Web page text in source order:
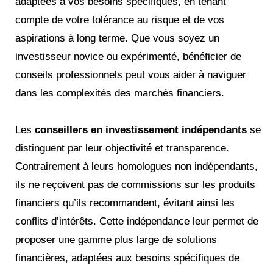
compte de votre tolérance au risque et de vos
aspirations à long terme​. Que vous soyez un
investisseur novice ou expérimenté, bénéficier de
conseils professionnels peut vous aider à naviguer
dans les complexités des marchés financiers.
Les conseillers en investissement indépendants se
distinguent par leur objectivité et transparence.
Contrairement à leurs homologues non indépendants,
ils ne reçoivent pas de commissions sur les produits
financiers qu’ils recommandent, évitant ainsi les
conflits d’intérêts. Cette indépendance leur permet de
proposer une gamme plus large de solutions
financières, adaptées aux besoins spécifiques de